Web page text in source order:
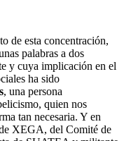
de esta concentración,
palabras a dos
y cuya implicación en el
ha sido
, una persona
quien nos
tan necesaria. Y en
XEGA, del Comité de